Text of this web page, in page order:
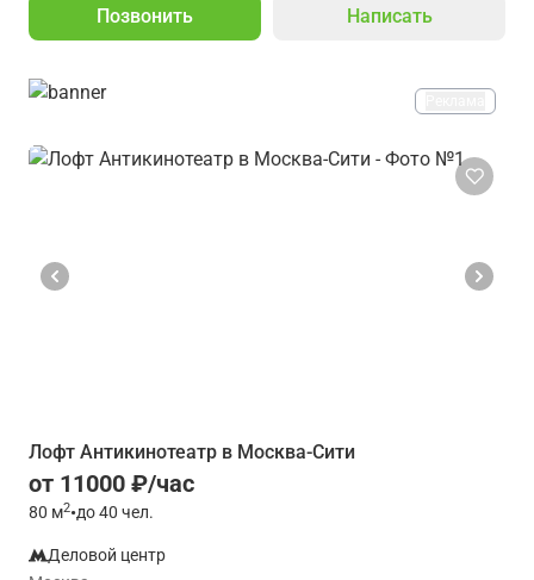
Позвонить Написать
Лофт Антикинотеатр в Москва-Сити
от 11000 ₽/час
80 м2•до 40 чел.
Деловой центр